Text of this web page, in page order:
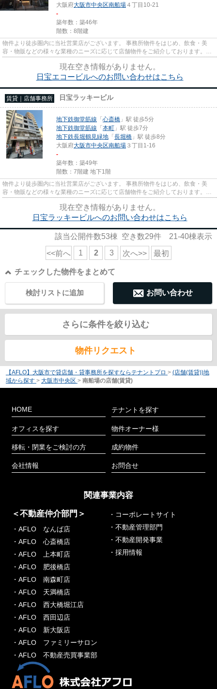
大阪府大阪市中央区南船場 ４丁目10-21
-
築年数：築46年
階数：8階建
物件より徒歩圏内に当社営業店がございます。 事務所物件をはじめ、飲食・美
容・物販などの様々な業種のニーズに応じて店舗物件をご紹介しております。
尚、弊社ではおとり広告は一切...
現在空き情報がありません。
日宝エコービルへのお問い合わせはこちら
賃貸｜店舗事務所 日宝ラッキービル
地下鉄御堂筋線 「心斎橋 」駅 徒歩5分
地下鉄御堂筋線 「本町 」駅 徒歩7分
地下鉄長堀鶴見緑地 「長堀橋 」駅 徒歩8分
大阪府大阪市中央区南船場 ３丁目1-16
-
築年数：築49年
階数：7階建 地下1階
物件より徒歩圏内に当社営業店がございます。 事務所物件をはじめ、飲食・美
容・物販などの様々な業種のニーズに応じて店舗物件をご紹介しております。
尚、弊社ではおとり広告は一切...
現在空き情報がありません。
日宝ラッキービルへのお問い合わせはこちら
該当公開件数53棟 空き数29件 21-40棟表示
<<前へ 1 2 3 次へ>> 最初
チェックした物件をまとめて
お問い合わせ
検討リストに追加
さらに条件を絞り込む
物件リクエスト
【AFLO】大阪市で貸店舗・貸事務所を探すならテナントプロ > (店舗(賃貸))地
域から探す > 大阪市中央区 > 南船場の店舗(賃貸)
HOME
オフィスを探す
移転・閉業をご検討の方
会社情報
テナントを探す
物件オーナー様
成約物件
お問合せ
関連事業内容
＜不動産仲介部門＞
・AFLO なんば店
・AFLO 心斎橋店
・AFLO 上本町店
・AFLO 肥後橋店
・AFLO 南森町店
・AFLO 天満橋店
・AFLO 西大橋堀江店
・AFLO 西田辺店
・AFLO 新大阪店
・AFLO ファミリーサロン
・AFLO 不動産売買事業部
・コーポレートサイト
・不動産管理部門
・不動産開発事業
・採用情報